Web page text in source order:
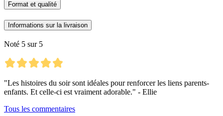
Format et qualité
Informations sur la livraison
Noté 5 sur 5
"Les histoires du soir sont idéales pour renforcer les liens parents-
enfants. Et celle-ci est vraiment adorable." - Ellie
Tous les commentaires